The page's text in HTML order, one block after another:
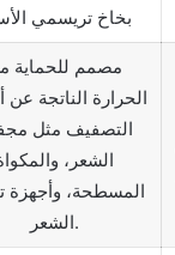
بخاخ تريسمي
مصمم للحماية
الحرارة الناتجة عن
التصفيف مثل
الشعر،
المسطحة، وأجهزة
الشعر.